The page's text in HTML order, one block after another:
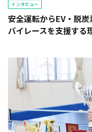
インタビュー
安全運転からEV・脱
バイレースを支援する